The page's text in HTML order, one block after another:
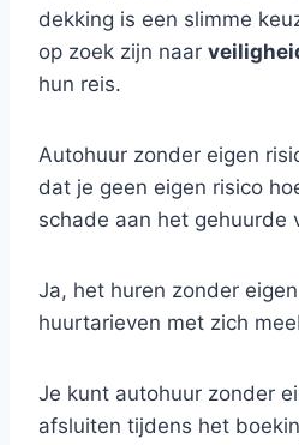
dekking is een slimme
op zoek zijn naar
hun reis.
Autohuur zonder eigen
dat je geen eigen risico
schade aan het gehuurde
Ja, het huren zonder
huurtarieven met zich
Je kunt autohuur zonder
afsluiten tijdens het